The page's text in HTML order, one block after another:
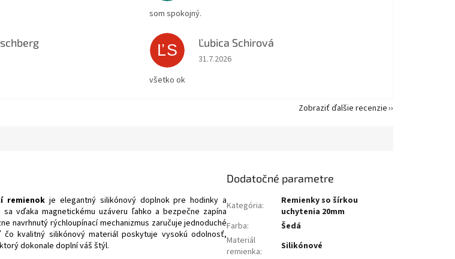
remienokje elegantný silikónový doplnok pre hodinky a
vďaka magnetickému uzáveru ľahko a bezpečne zapína
navrhnutý rýchloupínací mechanizmus zaručuje jednoduché
kvalitný silikónový materiál poskytuje vysokú odolnosť,
dokonale doplní váš štýl.
Dodatočné parametre
Kategória:
Remienky so šírkou
uchytenia 20mm
Farba:
Šedá
Materiál
remienka:
Silikónové
som spokojný.
je 5 z 5 hviezdičiek. ĽS Ľubica Schirová
Hodnotenie obchodu je 5 z 5 hviezdičiek.
31.7.2026
všetko ok
Zobraziť ďalšie recenzie